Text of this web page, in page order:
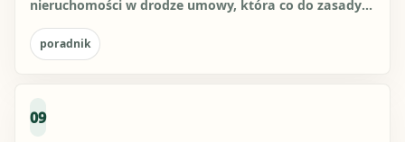
nieruchomości w drodze umowy, która co do zasady
poradnik
09